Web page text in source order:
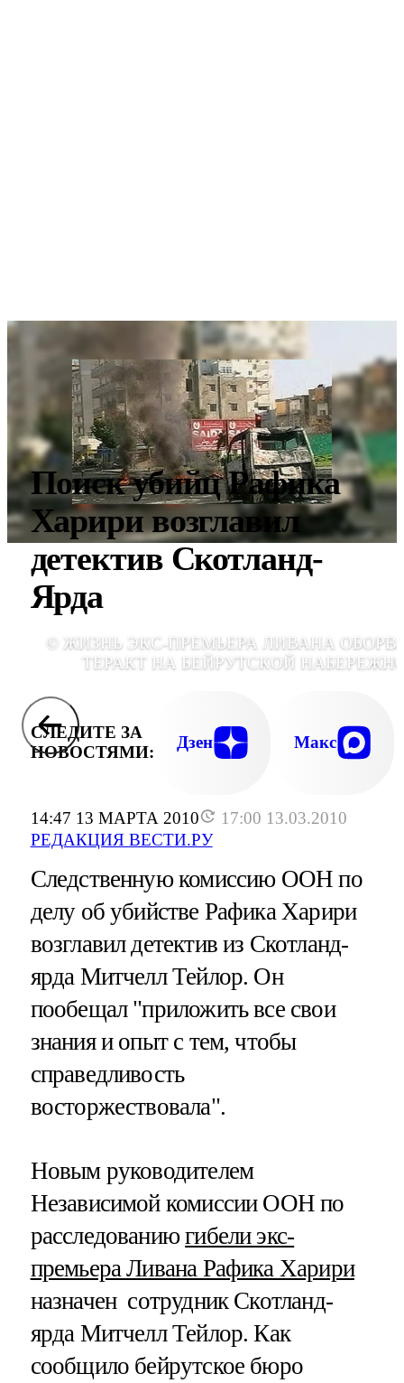
14:47 13 МАРТА 2010
17:00 13.03.2010
РЕДАКЦИЯ ВЕСТИ.РУ
Поиск убийц Рафика
Харири возглавил
детектив Скотланд-
Ярда
© ЖИЗНЬ ЭКС-ПРЕМЬЕРА ЛИВАНА
ТЕРАКТ НА БЕЙРУТСКОЙ
СЛЕДИТЕ ЗА
НОВОСТЯМИ:
Дзен Макс
Следственную комиссию ООН по
делу об убийстве Рафика Харири
возглавил детектив из Скотланд-
ярда Митчелл Тейлор. Он
пообещал "приложить все свои
знания и опыт с тем, чтобы
справедливость
восторжествовала".
Новым руководителем
Независимой комиссии ООН по
расследованиюгибели экс-
премьера Ливана Рафика Харири
назначен сотрудник Скотланд-
ярда Митчелл Тейлор. Как
сообщило бейрутское бюро